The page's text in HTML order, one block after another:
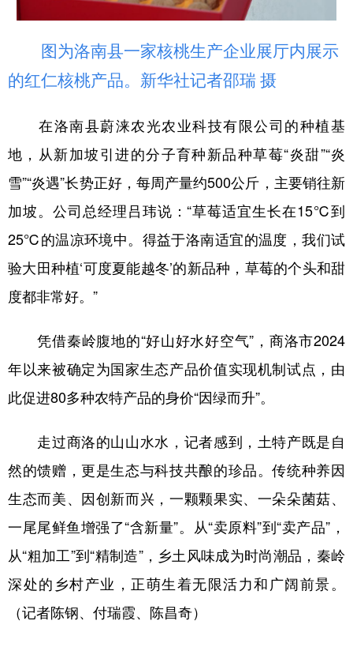
图为洛南县一家核桃生产企业展厅内展示
的红仁核桃产品。新华社记者邵瑞 摄
在洛南县蔚涞农光农业科技有限公司的种植基
地，从新加坡引进的分子育种新品种草莓“炎甜”“炎
雪”“炎遇”长势正好，每周产量约500公斤，主要销往新
加坡。公司总经理吕玮说：“草莓适宜生长在15℃到
25℃的温凉环境中。得益于洛南适宜的温度，我们试
验大田种植‘可度夏能越冬’的新品种，草莓的个头和甜
度都非常好。”
凭借秦岭腹地的“好山好水好空气”，商洛市2024
年以来被确定为国家生态产品价值实现机制试点，由
此促进80多种农特产品的身价“因绿而升”。
走过商洛的山山水水，记者感到，土特产既是自
然的馈赠，更是生态与科技共酿的珍品。传统种养因
生态而美、因创新而兴，一颗颗果实、一朵朵菌菇、
一尾尾鲜鱼增强了“含新量”。从“卖原料”到“卖产品”，
从“粗加工”到“精制造”，乡土风味成为时尚潮品，秦岭
深处的乡村产业，正萌生着无限活力和广阔前景。
（记者陈钢、付瑞霞、陈昌奇）